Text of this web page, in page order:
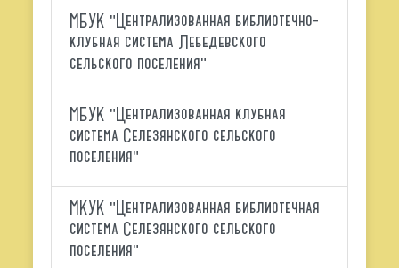
МБУК "Централизованная библиотечно-
клубная система Лебедевского
сельского поселения"
МБУК "Централизованная клубная
система Селезянского сельского
поселения"
МКУК "Централизованная библиотечная
система Селезянского сельского
поселения"